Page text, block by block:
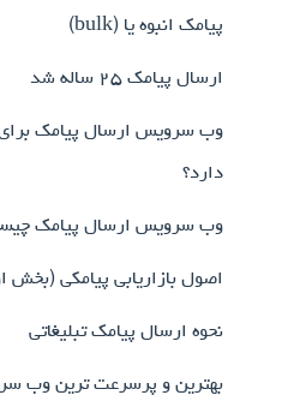
پیامک انبوه یا (bulk)
ارسال پیامک ۲۵ ساله شد
وب سرویس ارسال پیامک برای
دارد؟
وب سرویس ارسال پیامک
اصول بازاریابی پیامکی (بخش
نحوه ارسال پیامک تبلیغاتی
بهترین و پرسرعت ترین وب